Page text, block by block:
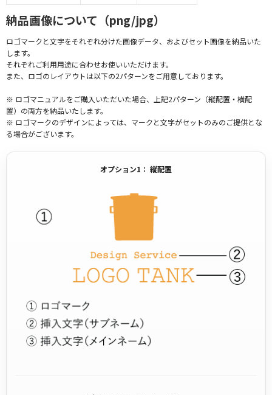
納品画像について（png/jpg）
ロゴマークと文字をそれぞれ分けた画像データ、およびセット画像を納品いた
します。
それぞれご利用用途に合わせお使いいただけます。
また、ロゴのレイアウトは以下の2パターンをご用意しております。
※ ロゴマニュアルをご購入いただいた場合、上記2パターン（縦配置・横配
置）の両方を納品いたします。
※ ロゴマークのデザインによっては、マークと文字がセットのみのご提供とな
る場合がございます。
オプション1： 縦配置